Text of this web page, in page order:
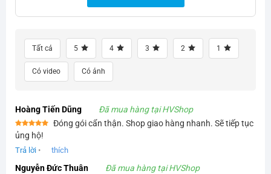
Tất cả 5 4 3 2 1
Có video Có ảnh
Hoàng Tiến Dũng Đã mua hàng tại HVShop
Được xếp
hạng55
sao
Đóng gói cẩn thận. Shop giao hàng nhanh. Sẽ tiếp tục
ủng hộ!
Trả lời • thích
Nguyễn Đức Thuân Đã mua hàng tại HVShop